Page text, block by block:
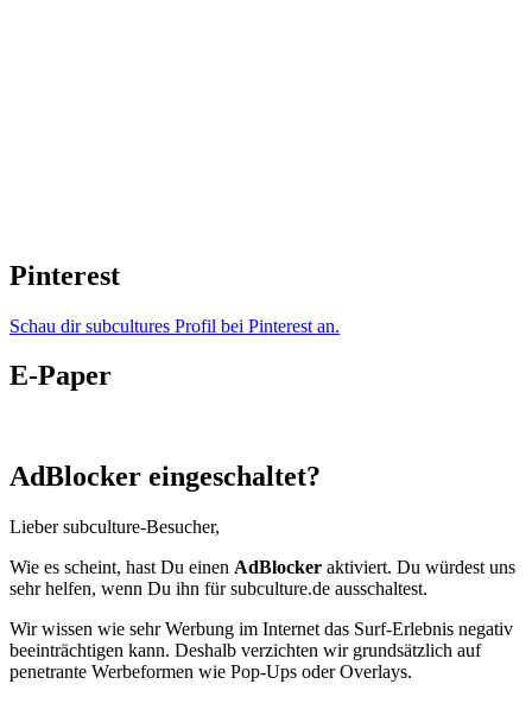
Pinterest
Schau dir subcultures Profil bei Pinterest an.
E-Paper
AdBlocker eingeschaltet?
Lieber subculture-Besucher,
Wie es scheint, hast Du einen AdBlocker aktiviert. Du würdest uns
sehr helfen, wenn Du ihn für subculture.de ausschaltest.
Wir wissen wie sehr Werbung im Internet das Surf-Erlebnis negativ
beeinträchtigen kann. Deshalb verzichten wir grundsätzlich auf
penetrante Werbeformen wie Pop-Ups oder Overlays.